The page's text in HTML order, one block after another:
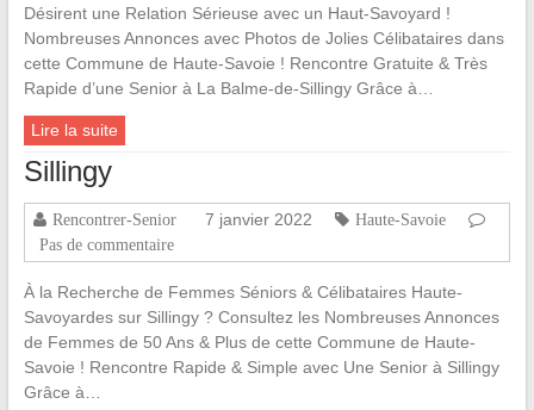
Désirent une Relation Sérieuse avec un Haut-Savoyard !
Nombreuses Annonces avec Photos de Jolies Célibataires dans
cette Commune de Haute-Savoie ! Rencontre Gratuite & Très
Rapide d’une Senior à La Balme-de-Sillingy Grâce à…
Lire la suite
Sillingy
Rencontrer-Senior 7 janvier 2022
Haute-Savoie
Pas de commentaire
À la Recherche de Femmes Séniors & Célibataires Haute-
Savoyardes sur Sillingy ? Consultez les Nombreuses Annonces
de Femmes de 50 Ans & Plus de cette Commune de Haute-
Savoie ! Rencontre Rapide & Simple avec Une Senior à Sillingy
Grâce à…